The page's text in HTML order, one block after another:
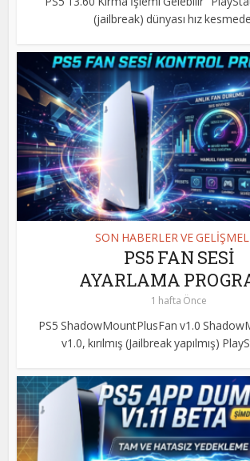
(jailbreak) dünyası hız
SON HABERLER VE
PS5 FAN SESİ
AYARLAMA
1 hafta Önce
PS5 ShadowMountPlusFan v1.0
v1.0, kırılmış (Jailbreak yapılmış)